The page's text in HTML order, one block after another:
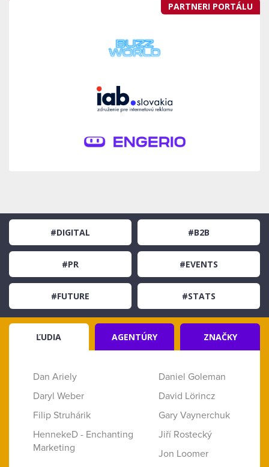
PARTNERI PORTÁLU
#DIGITAL #B2B
#PR #EVENTS
#FUTURE #STATS
ĽUDIA AGENTÚRY ZNAČKY
Dan Ariely
Daniel Goleman
Daryl Weber
David Lörincz
Filip Struhárik
Gary Vaynerchuk
HennekeD - Enchanting
Marketing
Jiří Rostecký
Jon Loomer